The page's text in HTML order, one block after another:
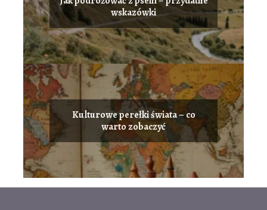
wskazówki
Kulturowe perełki świata – co
warto zobaczyć